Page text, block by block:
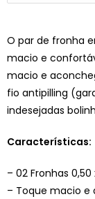
O par de fronha
macio e
macio e
fio antipilling
indesejadas
Características:
– 02 Fronhas
– Toque macio